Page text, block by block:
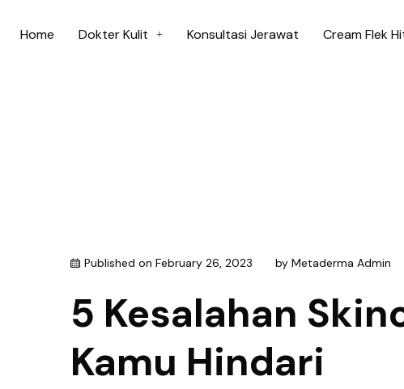
Home Dokter Kulit Konsultasi Jerawat Cream Flek
Published on February 26, 2023 by Metaderma Admin
5 Kesalahan
Kamu Hindari